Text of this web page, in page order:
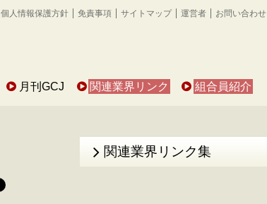
個人情報保護方針 免責事項 サイトマップ 運営者 お問い合わせ
月刊GCJ 関連業界リンク 組合員紹介
関連業界リンク集